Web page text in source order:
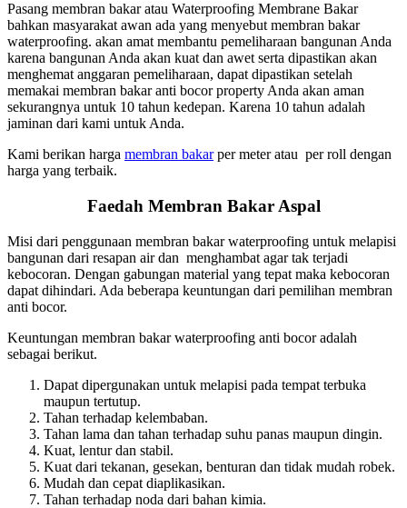
Pasang membran bakar atau Waterproofing Membrane Bakar
bahkan masyarakat awan ada yang menyebut membran bakar
waterproofing. akan amat membantu pemeliharaan bangunan Anda
karena bangunan Anda akan kuat dan awet serta dipastikan akan
menghemat anggaran pemeliharaan, dapat dipastikan setelah
memakai membran bakar anti bocor property Anda akan aman
sekurangnya untuk 10 tahun kedepan. Karena 10 tahun adalah
jaminan dari kami untuk Anda.
Kami berikan harga membran bakarper meter atau per roll dengan
harga yang terbaik.
Faedah Membran Bakar Aspal
Misi dari penggunaan membran bakar waterproofing untuk melapisi
bangunan dari resapan air dan menghambat agar tak terjadi
kebocoran. Dengan gabungan material yang tepat maka kebocoran
dapat dihindari. Ada beberapa keuntungan dari pemilihan membran
anti bocor.
Keuntungan membran bakar waterproofing anti bocor adalah
sebagai berikut.
Dapat dipergunakan untuk melapisi pada tempat terbuka
maupun tertutup.
Tahan terhadap kelembaban.
Tahan lama dan tahan terhadap suhu panas maupun dingin.
Kuat, lentur dan stabil.
Kuat dari tekanan, gesekan, benturan dan tidak mudah robek.
Mudah dan cepat diaplikasikan.
Tahan terhadap noda dari bahan kimia.